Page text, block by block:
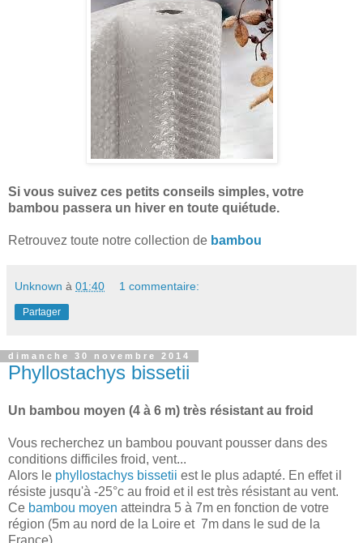
Si vous suivez ces petits conseils simples, votre
bambou passera un hiver en toute quiétude.
Retrouvez toute notre collection de bambou
Unknown à 01:40 1 commentaire:
Partager
dimanche 30 novembre 2014
Phyllostachys bissetii
Un bambou moyen (4 à 6 m) très résistant au froid
Vous recherchez un bambou pouvant pousser dans des
conditions difficiles froid, vent...
Alors le phyllostachys bissetii est le plus adapté. En effet il
résiste jusqu'à -25°c au froid et il est très résistant au vent.
Ce bambou moyen atteindra 5 à 7m en fonction de votre
région (5m au nord de la Loire et 7m dans le sud de la